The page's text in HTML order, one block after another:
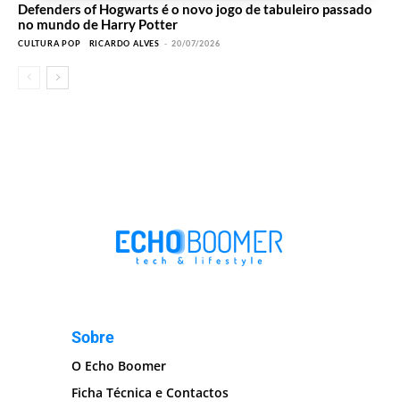
Defenders of Hogwarts é o novo jogo de tabuleiro passado
no mundo de Harry Potter
CULTURA POP RICARDO ALVES - 20/07/2026
Sobre
O Echo Boomer
Ficha Técnica e Contactos